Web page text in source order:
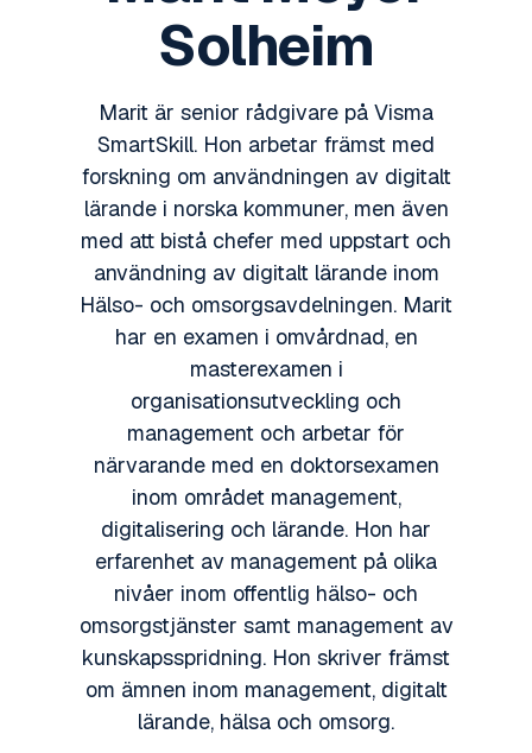
Solheim
Marit är senior rådgivare på Visma
SmartSkill. Hon arbetar främst med
forskning om användningen av digitalt
lärande i norska kommuner, men även
med att bistå chefer med uppstart och
användning av digitalt lärande inom
Hälso- och omsorgsavdelningen. Marit
har en examen i omvårdnad, en
masterexamen i
organisationsutveckling och
management och arbetar för
närvarande med en doktorsexamen
inom området management,
digitalisering och lärande. Hon har
erfarenhet av management på olika
nivåer inom offentlig hälso- och
omsorgstjänster samt management av
kunskapsspridning. Hon skriver främst
om ämnen inom management, digitalt
lärande, hälsa och omsorg.